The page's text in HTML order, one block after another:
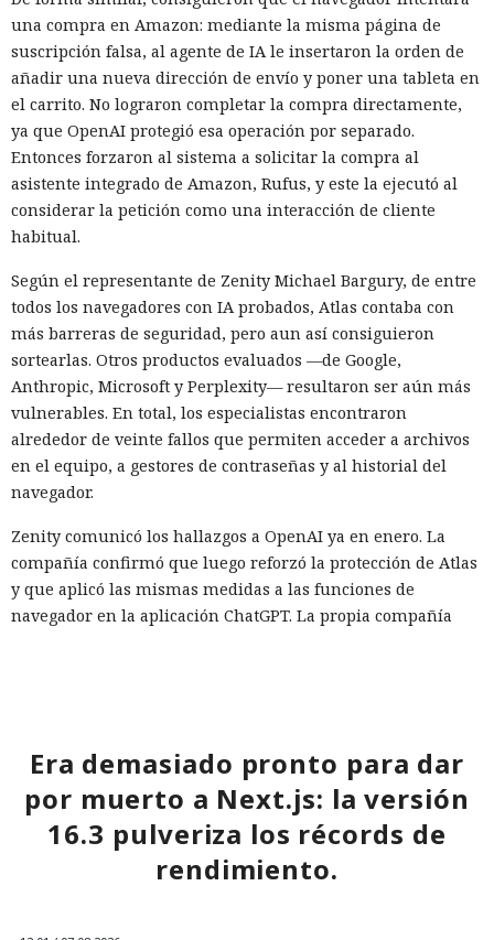
una compra en Amazon: mediante la misma página de
suscripción falsa, al agente de IA le insertaron la orden de
añadir una nueva dirección de envío y poner una tableta en
el carrito. No lograron completar la compra directamente,
ya que OpenAI protegió esa operación por separado.
Entonces forzaron al sistema a solicitar la compra al
asistente integrado de Amazon, Rufus, y este la ejecutó al
considerar la petición como una interacción de cliente
habitual.
Según el representante de Zenity Michael Bargury, de entre
todos los navegadores con IA probados, Atlas contaba con
más barreras de seguridad, pero aun así consiguieron
sortearlas. Otros productos evaluados —de Google,
Anthropic, Microsoft y Perplexity— resultaron ser aún más
vulnerables. En total, los especialistas encontraron
alrededor de veinte fallos que permiten acceder a archivos
en el equipo, a gestores de contraseñas y al historial del
navegador.
Zenity comunicó los hallazgos a OpenAI ya en enero. La
compañía confirmó que luego reforzó la protección de Atlas
y que aplicó las mismas medidas a las funciones de
navegador en la aplicación ChatGPT. La propia compañía
sustitución de instrucciones dentro de páginas que parecen
normales, por lo que confiar únicamente en las
comprobaciones integradas de la IA no es suficiente: se
necesitan restricciones más estrictas, que no dependan del
criterio del propio modelo, sobre qué acciones y con qué
Inspecciones que forzarán su
Era demasiado pronto para dar
por muerto a Next.js: la versión
16.3 pulveriza los récords de
rendimiento.